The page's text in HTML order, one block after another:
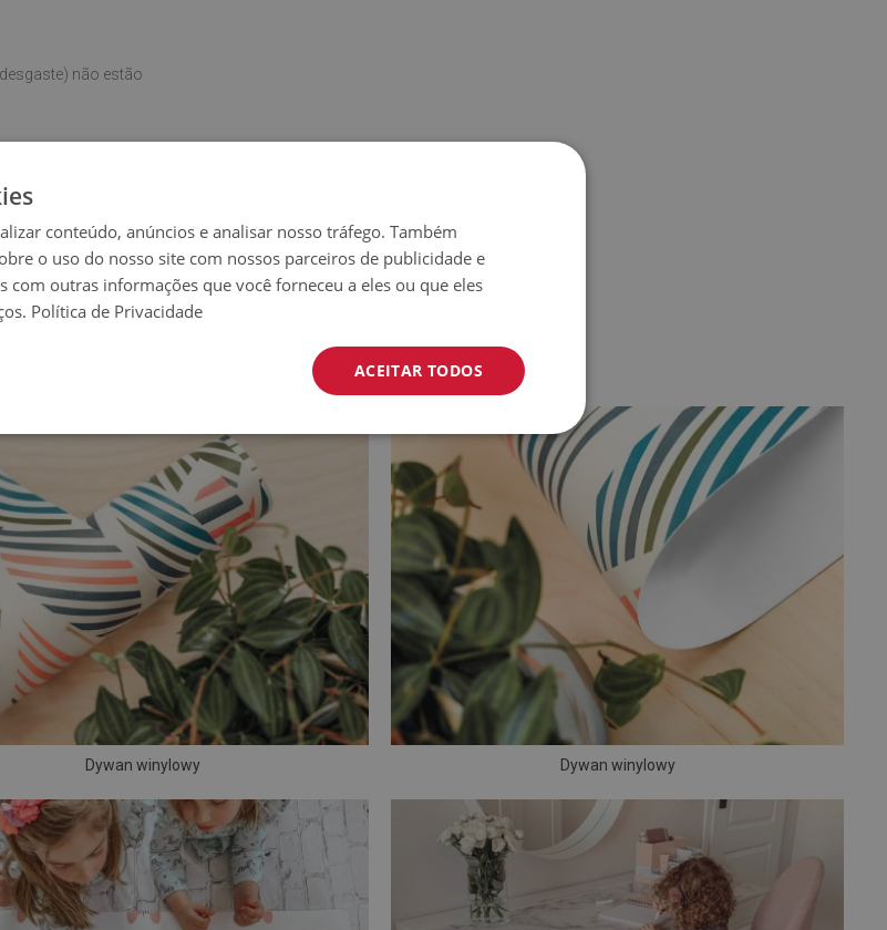
não estão
Dywan winylowy Dywan winylowy
conteúdo, anúncios e analisar nosso tráfego. Também
o uso do nosso site com nossos parceiros de publicidade e
com outras informações que você forneceu a eles ou que eles
Política de Privacidade
ACEITAR TODOS